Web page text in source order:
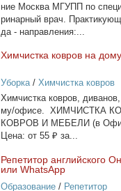
ние Москва МГУПП по
ри­нар­ный врач.
да - на­прав­ле­ния:...
Хим­чист­ка ков­ров на
Уборка/ Химчистка ковров
Хим­чист­ка ков­ров,
му/офи­се. ХИМЧИСТКА
КОВРОВ И МЕБЕЛИ (в
Це­на: от 55 ₽ за...
Ре­пе­ти­тор ан­глий­ско­го
или WhatsApp
Образование/ Репетитор